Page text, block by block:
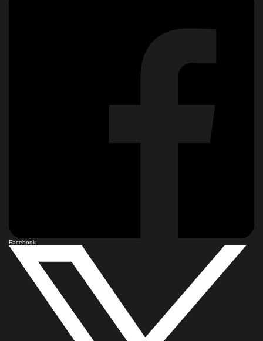
Facebook